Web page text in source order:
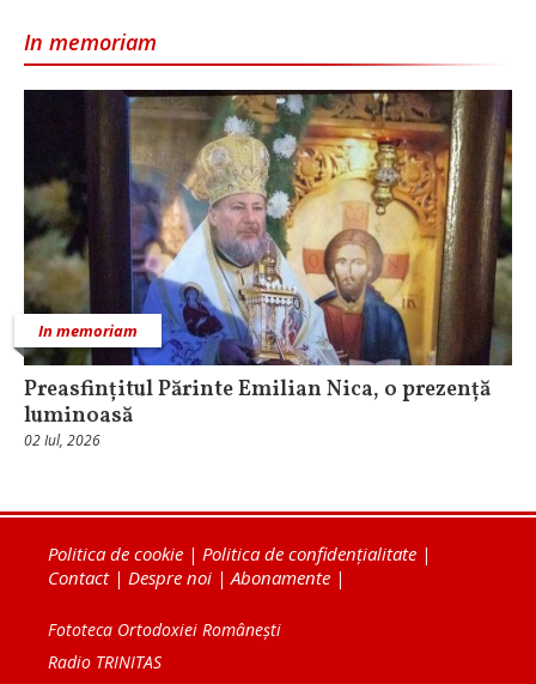
In memoriam
In memoriam
Preasfințitul Părinte Emilian Nica, o prezență
luminoasă
02 Iul, 2026
Politica de cookie | Politica de confidențialitate |
Contact| Despre noi | Abonamente |
Fototeca Ortodoxiei Românești
Radio TRINITAS